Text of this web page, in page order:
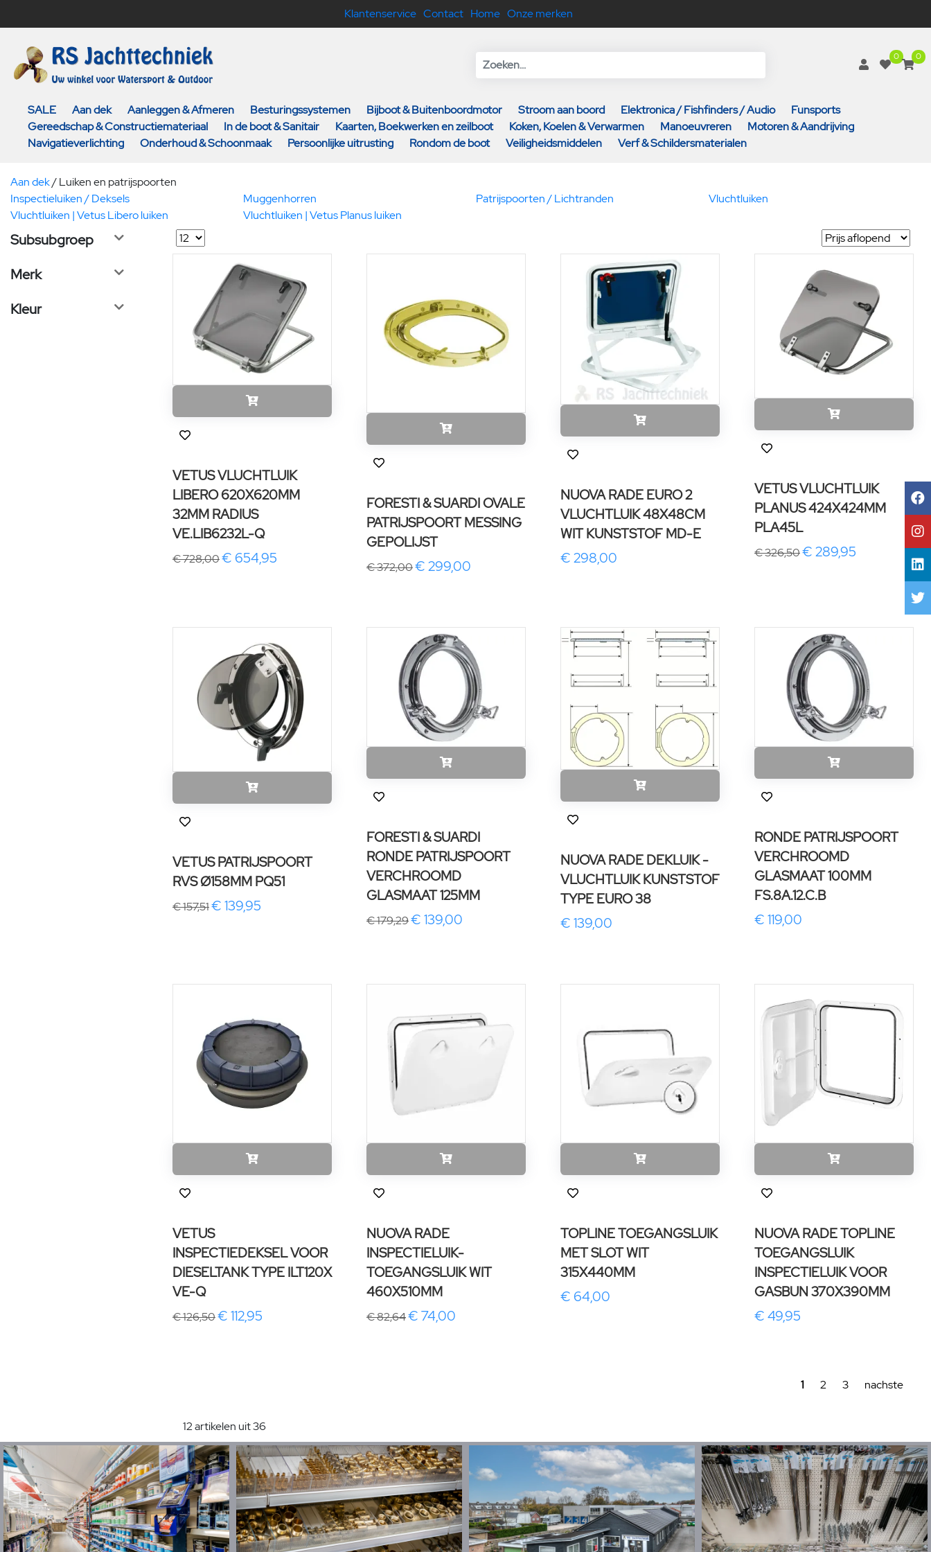
Klantenservice Contact Home Onze merken
0 0
SALE Aan dek Aanleggen & Afmeren Besturingssystemen Bijboot & Buitenboordmotor Stroom aan boord Elektronica / Fishfinders / Audio
Funsports
Gereedschap & Constructiemateriaal
In de boot & Sanitair Kaarten, Boekwerken en zeilboot Koken, Koelen & Verwarmen Manoeuvreren
Motoren & Aandrijving
Navigatieverlichting
Onderhoud & Schoonmaak Persoonlijke uitrusting Rondom de boot Veiligheidsmiddelen Verf & Schildersmaterialen
Aan dek/Luiken en patrijspoorten
Inspectieluiken / Deksels
Muggenhorren Patrijspoorten / Lichtranden
Vluchtluiken
Vluchtluiken | Vetus Libero luiken
Vluchtluiken | Vetus Planus luiken
Subsubgroep
Merk
Kleur
VETUS VLUCHTLUIK
LIBERO 620X620MM
32MM RADIUS
VE.LIB6232L-Q
€ 728,00€ 654,95
FORESTI & SUARDI OVALE
PATRIJSPOORT MESSING
GEPOLIJST
€ 372,00€ 299,00
NUOVA RADE EURO 2
VLUCHTLUIK 48X48CM
WIT KUNSTSTOF MD-E
€ 298,00
VETUS VLUCHTLUIK
PLANUS 424X424MM
PLA45L
€ 326,50€ 289,95
VETUS PATRIJSPOORT
RVS Ø158MM PQ51
€ 157,51€ 139,95
FORESTI & SUARDI
RONDE PATRIJSPOORT
VERCHROOMD
GLASMAAT 125MM
€ 179,29€ 139,00
NUOVA RADE DEKLUIK -
VLUCHTLUIK KUNSTSTOF
TYPE EURO 38
€ 139,00
RONDE PATRIJSPOORT
VERCHROOMD
GLASMAAT 100MM
FS.8A.12.C.B
€ 119,00
VETUS
INSPECTIEDEKSEL VOOR
DIESELTANK TYPE ILT120X
VE-Q
€ 126,50€ 112,95
NUOVA RADE
INSPECTIELUIK-
TOEGANGSLUIK WIT
460X510MM
€ 82,64€ 74,00
TOPLINE TOEGANGSLUIK
MET SLOT WIT
315X440MM
€ 64,00
NUOVA RADE TOPLINE
TOEGANGSLUIK
INSPECTIELUIK VOOR
GASBUN 370X390MM
€ 49,95
1 2 3 nachste
12 artikelen uit 36